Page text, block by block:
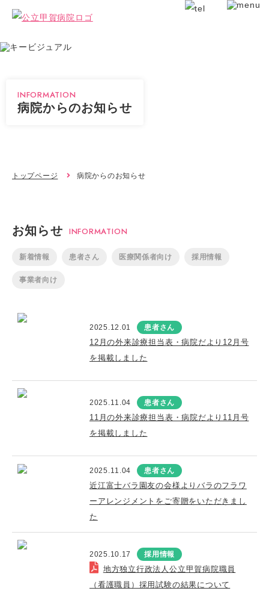
INFORMATION
病院からのお知らせ
トップページ 病院からのお知らせ
お知らせ INFORMATION
新着情報 患者さん 医療関係者向け 採用情報
事業者向け
2025.12.01 患者さん
12月の外来診療担当表・病院だより12月号
を掲載しました
2025.11.04 患者さん
11月の外来診療担当表・病院だより11月号
を掲載しました
2025.11.04 患者さん
近江富士バラ園友の会様よりバラのフラワ
ーアレンジメントをご寄贈をいただきまし
た
2025.10.17 採用情報
地方独立行政法人公立甲賀病院職員
（看護職員）採用試験の結果について